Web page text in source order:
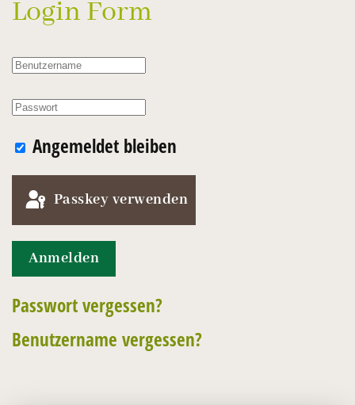
Login Form
Angemeldet bleiben
Passkey verwenden
Anmelden
Passwort vergessen?
Benutzername vergessen?